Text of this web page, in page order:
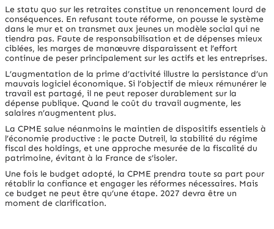
Le statu quo sur les retraites constitue un renoncement lourd de
conséquences. En refusant toute réforme, on pousse le système
dans le mur et on transmet aux jeunes un modèle social qui ne
tiendra pas. Faute de responsabilisation et de dépenses mieux
ciblées, les marges de manœuvre disparaissent et l’effort
continue de peser principalement sur les actifs et les entreprises.
L’augmentation de la prime d’activité illustre la persistance d’un
mauvais logiciel économique. Si l’objectif de mieux rémunérer le
travail est partagé, il ne peut reposer durablement sur la
dépense publique. Quand le coût du travail augmente, les
salaires n’augmentent plus.
La CPME salue néanmoins le maintien de dispositifs essentiels à
l’économie productive : le pacte Dutreil, la stabilité du régime
fiscal des holdings, et une approche mesurée de la fiscalité du
patrimoine, évitant à la France de s’isoler.
Une fois le budget adopté, la CPME prendra toute sa part pour
rétablir la confiance et engager les réformes nécessaires. Mais
ce budget ne peut être qu’une étape. 2027 devra être un
moment de clarification.